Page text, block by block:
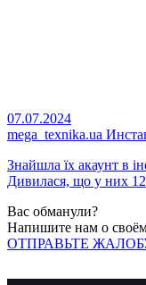
07.07.2024
mega_texnika.ua
Знайшла їх акаунт в
Дивилася, що у них
Вас обманули?
Напишите нам о
ОТПРАВЬТЕ